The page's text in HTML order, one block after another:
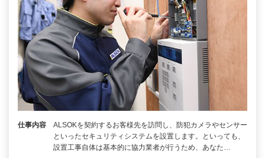
仕事内容
ALSOKを契約するお客様先を訪問し、防犯カメラやセンサー
といったセキュリティシステムを設置します。といっても、
設置工事自体は基本的に協力業者が行うため、あなた…